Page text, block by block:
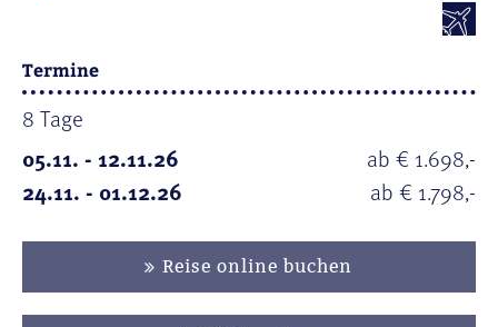
Termine
8 Tage
05.11. - 12.11.26
ab € 1.698,-
24.11. - 01.12.26
ab € 1.798,-
Reise online buchen